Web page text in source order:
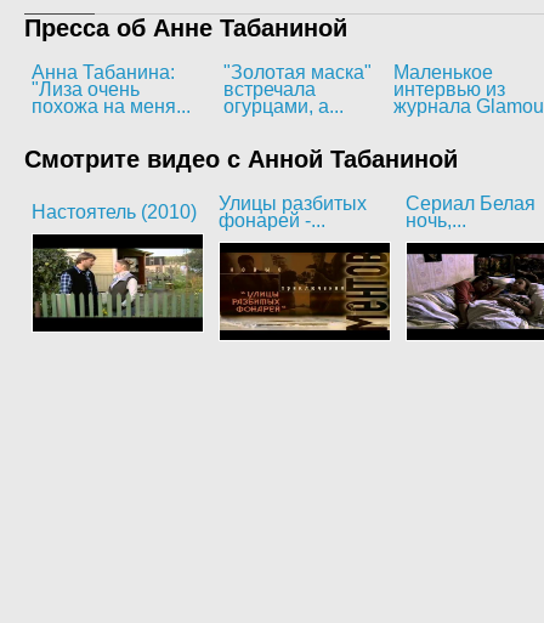
Пресса об Анне Табаниной
Анна Табанина:
"Лиза очень
похожа на меня...
"Золотая маска"
встречала
огурцами, а...
Маленькое
интервью из
журнала
Смотрите видео с Анной Табаниной
Настоятель (2010)
Улицы разбитых
фонарей -...
Сериал Белая
ночь,...